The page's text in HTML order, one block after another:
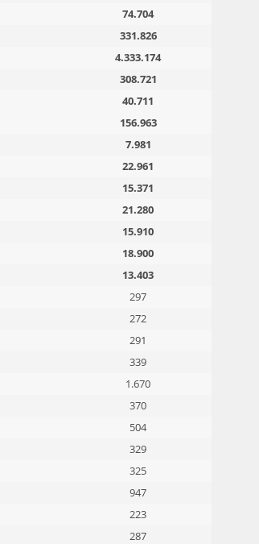
74.704
331.826
4.333.174
308.721
40.711
156.963
7.981
22.961
15.371
21.280
15.910
18.900
13.403
297
272
291
339
1.670
370
504
329
325
947
223
287